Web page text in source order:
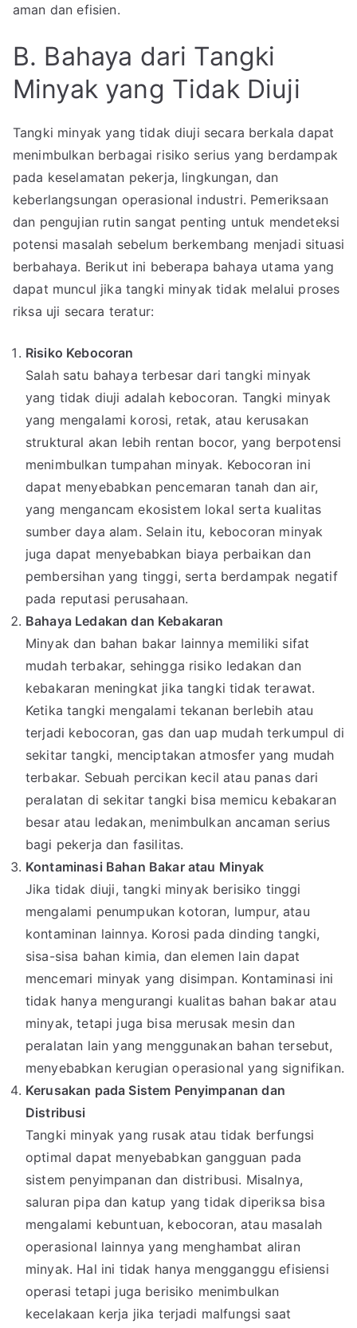
aman dan efisien.
B. Bahaya dari Tangki
Minyak yang Tidak Diuji
Tangki minyak yang tidak diuji secara berkala dapat
menimbulkan berbagai risiko serius yang berdampak
pada keselamatan pekerja, lingkungan, dan
keberlangsungan operasional industri. Pemeriksaan
dan pengujian rutin sangat penting untuk mendeteksi
potensi masalah sebelum berkembang menjadi situasi
berbahaya. Berikut ini beberapa bahaya utama yang
dapat muncul jika tangki minyak tidak melalui proses
riksa uji secara teratur:
Risiko Kebocoran
Salah satu bahaya terbesar dari tangki minyak
yang tidak diuji adalah kebocoran. Tangki minyak
yang mengalami korosi, retak, atau kerusakan
struktural akan lebih rentan bocor, yang berpotensi
menimbulkan tumpahan minyak. Kebocoran ini
dapat menyebabkan pencemaran tanah dan air,
yang mengancam ekosistem lokal serta kualitas
sumber daya alam. Selain itu, kebocoran minyak
juga dapat menyebabkan biaya perbaikan dan
pembersihan yang tinggi, serta berdampak negatif
pada reputasi perusahaan.
Bahaya Ledakan dan Kebakaran
Minyak dan bahan bakar lainnya memiliki sifat
mudah terbakar, sehingga risiko ledakan dan
kebakaran meningkat jika tangki tidak terawat.
Ketika tangki mengalami tekanan berlebih atau
terjadi kebocoran, gas dan uap mudah terkumpul di
sekitar tangki, menciptakan atmosfer yang mudah
terbakar. Sebuah percikan kecil atau panas dari
peralatan di sekitar tangki bisa memicu kebakaran
besar atau ledakan, menimbulkan ancaman serius
bagi pekerja dan fasilitas.
Kontaminasi Bahan Bakar atau Minyak
Jika tidak diuji, tangki minyak berisiko tinggi
mengalami penumpukan kotoran, lumpur, atau
kontaminan lainnya. Korosi pada dinding tangki,
sisa-sisa bahan kimia, dan elemen lain dapat
mencemari minyak yang disimpan. Kontaminasi ini
tidak hanya mengurangi kualitas bahan bakar atau
minyak, tetapi juga bisa merusak mesin dan
peralatan lain yang menggunakan bahan tersebut,
menyebabkan kerugian operasional yang signifikan.
Kerusakan pada Sistem Penyimpanan dan
Distribusi
Tangki minyak yang rusak atau tidak berfungsi
optimal dapat menyebabkan gangguan pada
sistem penyimpanan dan distribusi. Misalnya,
saluran pipa dan katup yang tidak diperiksa bisa
mengalami kebuntuan, kebocoran, atau masalah
operasional lainnya yang menghambat aliran
minyak. Hal ini tidak hanya mengganggu efisiensi
operasi tetapi juga berisiko menimbulkan
kecelakaan kerja jika terjadi malfungsi saat